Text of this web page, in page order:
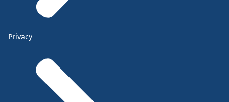
Privacy